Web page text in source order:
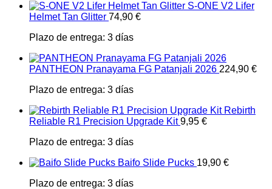
S-ONE V2 Lifer
Helmet Tan Glitter 74,90 €
Plazo de entrega: 3 días
PANTHEON Pranayama FG Patanjali 2026 224,90 €
Plazo de entrega: 3 días
Rebirth
Reliable R1 Precision Upgrade Kit 9,95 €
Plazo de entrega: 3 días
Baifo Slide Pucks 19,90 €
Plazo de entrega: 3 días